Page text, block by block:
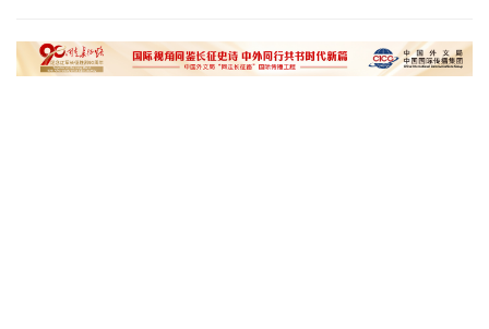
外媒说丨中国在非洲青年群体中的好感度稳步上升